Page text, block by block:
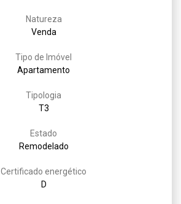
Natureza
Venda
Tipo de Imóvel
Apartamento
Tipologia
T3
Estado
Remodelado
Certificado energético
D